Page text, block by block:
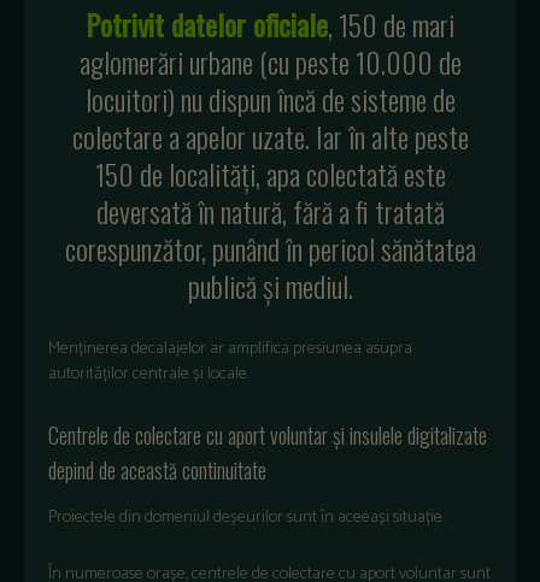
Potrivitdateloroficiale, 150 demari
aglomerăriurbane (cupeste10.000 de
locuitori) nudispunîncădesistemede
colectareaapeloruzate. Iarînaltepeste
150 de localități,apacolectatăeste
deversatăînnatură,fărăa fi tratată
corespunzător,punândînpericolsănătatea
publicășimediul.
Menținerea decalajelor ar amplifica presiunea asupra
autorităților centrale și locale.
Centrele de colectare cu aport voluntar și insulele digitalizate
depind de această continuitate
Proiectele din domeniul deșeurilor sunt în aceeași situație.
În numeroase orașe, centrele de colectare cu aport voluntar sunt